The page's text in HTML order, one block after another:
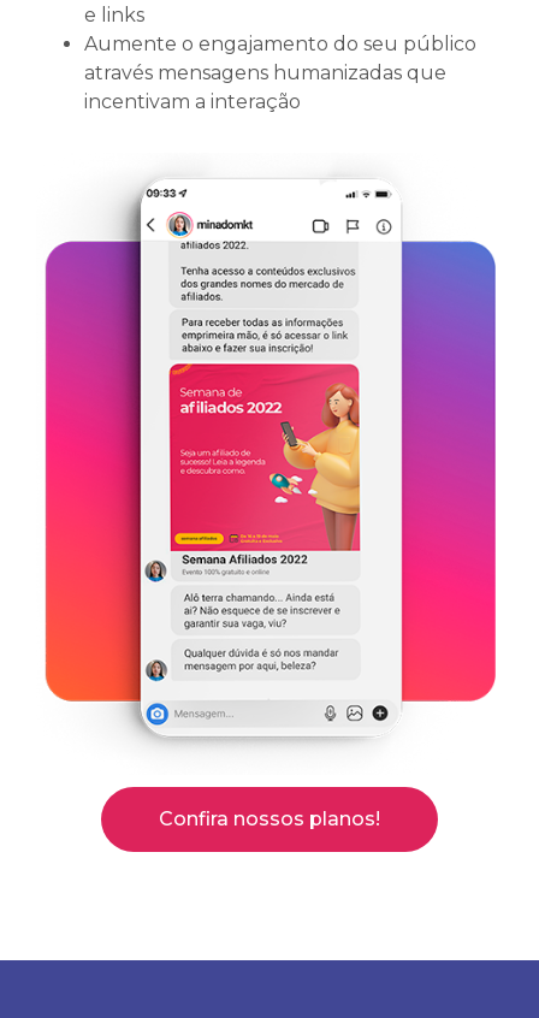
e links
Aumente o engajamento do seu público
através mensagens humanizadas que
incentivam a interação
Confira nossos planos!